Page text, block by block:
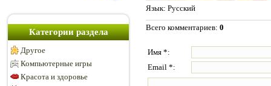
Категории раздела
Другое
Компьютерные игры
Красота и здоровье
Язык: Русский
Всего комментариев: 0
Имя *:
Email *: